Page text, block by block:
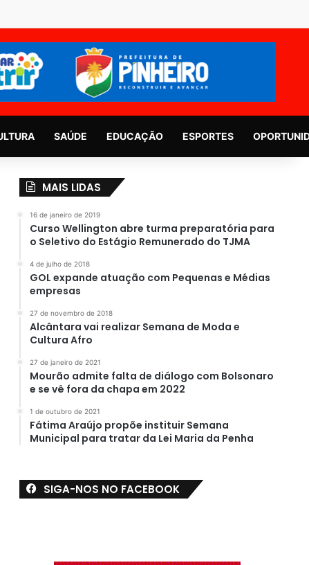
SAÚDE EDUCAÇÃO ESPORTES
MAIS LIDAS
16 de janeiro de 2019
Curso Wellington abre turma preparatória para
o Seletivo do Estágio Remunerado do TJMA
4 de julho de 2018
GOL expande atuação com Pequenas e Médias
empresas
27 de novembro de 2018
Alcântara vai realizar Semana de Moda e
Cultura Afro
27 de janeiro de 2021
Mourão admite falta de diálogo com Bolsonaro
e se vê fora da chapa em 2022
1 de outubro de 2021
Fátima Araújo propõe instituir Semana
Municipal para tratar da Lei Maria da Penha
SIGA-NOS NO FACEBOOK